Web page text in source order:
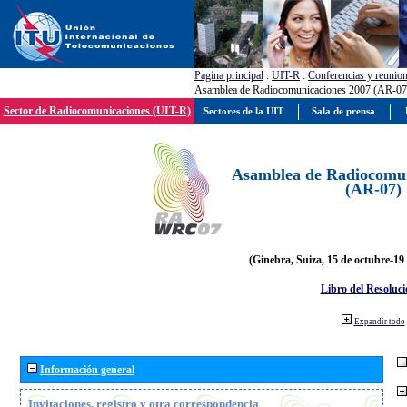
Pagína principal : UIT-R : Conferencias y
Asamblea de Radiocomunicaciones 2007 (AR-
Sector de Radiocomunicaciones (UIT-R)
Asamblea de
(AR-07)
(Ginebra, Suiza, 15 de octubre-19
Libro del
Expandir todo
Información general
Invitaciones, registro y otra correspondencia
Sectores de la UIT Sala de prensa